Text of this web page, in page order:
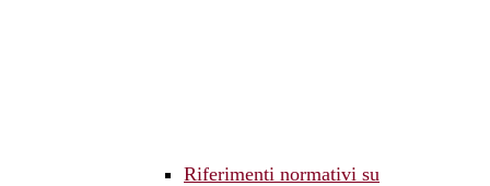
Riferimenti normativi su